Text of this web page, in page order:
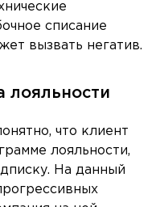
списание
вызвать негатив.
лояльности
что клиент
лояльности,
На данный